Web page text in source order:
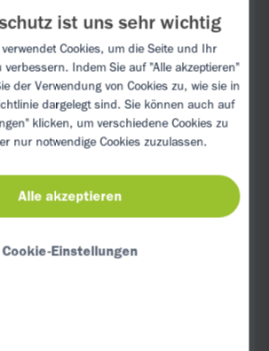
ist uns sehr wichtig
Cookies, um die Seite und Ihr
verbessern. Indem Sie auf "Alle akzeptieren"
der Verwendung von Cookies zu, wie sie in
dargelegt sind. Sie können auch auf
klicken, um verschiedene Cookies zu
nur notwendige Cookies zuzulassen.
Alle akzeptieren
Cookie-Einstellungen
lassen.
Hähnchenbruststreifen
mit Thymian und Oregano
mit Salz und Pfeffer
und Hähnchen-Pilz-Pfanne